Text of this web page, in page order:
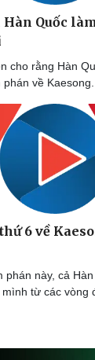
Ô tô
Ô tô
Xe
Tư
Quốc
cho rằng Hàn
về Kaesong.
6 về
phán này, cả
từ các vòng